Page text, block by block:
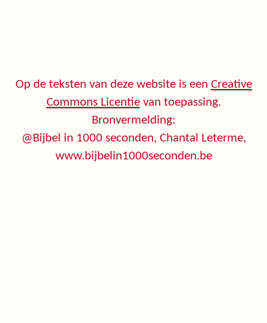
Op de teksten van deze website is een Creative
Commons Licentievan toepassing.
Bronvermelding:
@Bijbel in 1000 seconden, Chantal Leterme,
www.bijbelin1000seconden.be